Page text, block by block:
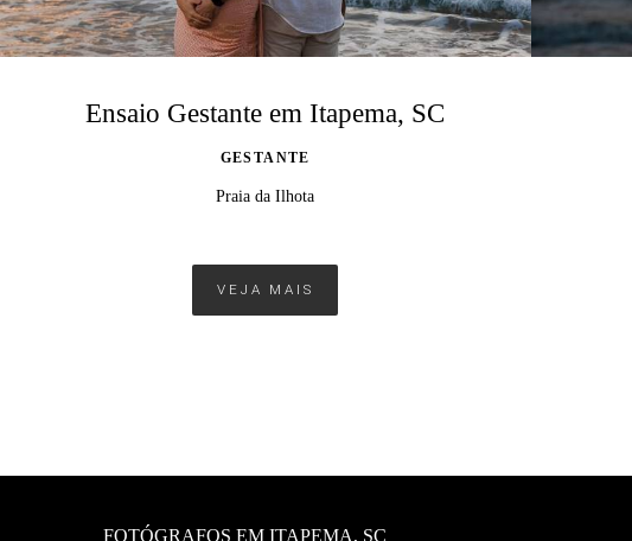
Ensaio Gestante em Itapema, SC
GESTANTE
Praia da Ilhota
VEJA MAIS
FOTÓGRAFOS EM ITAPEMA, SC